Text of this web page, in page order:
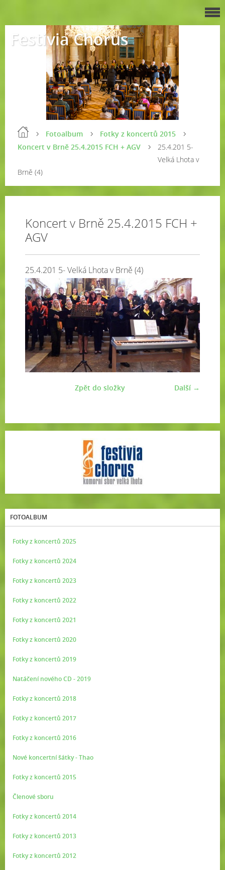
Festivia Chorus
Fotoalbum
Fotky z koncertů 2015
Koncert v Brně 25.4.2015 FCH + AGV
25.4.201 5-
Velká Lhota v
Brně (4)
Koncert v Brně 25.4.2015 FCH +
AGV
25.4.201 5- Velká Lhota v Brně (4)
Další →
Zpět do složky
FOTOALBUM
Fotky z koncertů 2025
Fotky z koncertů 2024
Fotky z koncertů 2023
Fotky z koncertů 2022
Fotky z koncertů 2021
Fotky z koncertů 2020
Fotky z koncertů 2019
Natáčení nového CD - 2019
Fotky z koncertů 2018
Fotky z koncertů 2017
Fotky z koncertů 2016
Nové koncertní šátky - Thao
Fotky z koncertů 2015
Členové sboru
Fotky z koncertů 2014
Fotky z koncertů 2013
Fotky z koncertů 2012